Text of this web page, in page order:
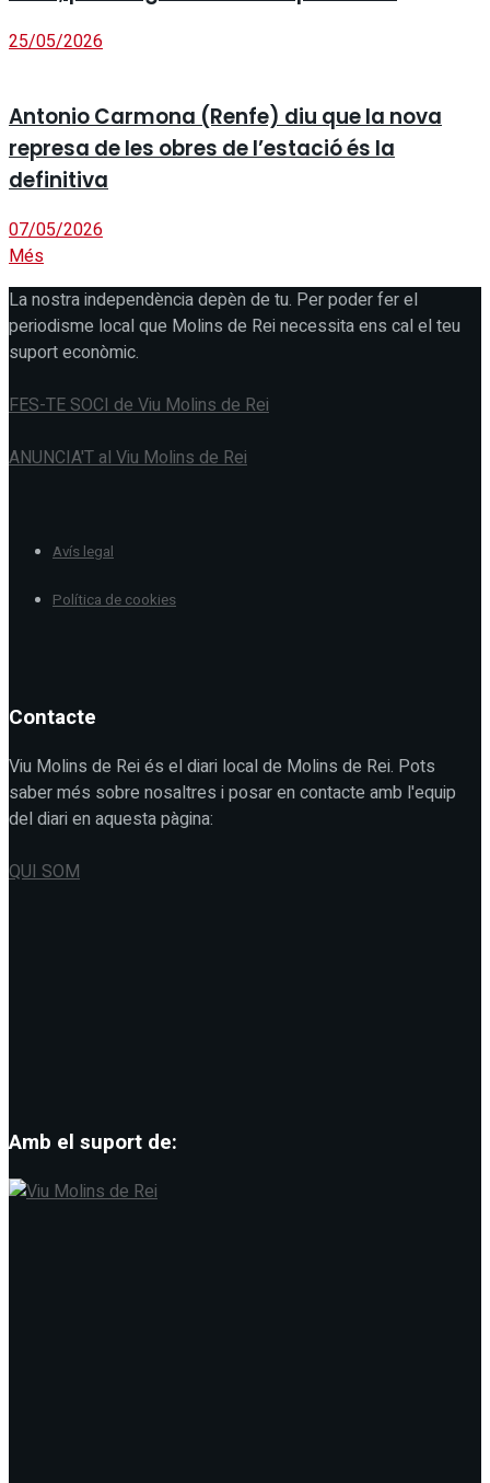
25/05/2026
Antonio Carmona (Renfe) diu que la nova
represa de les obres de l’estació és la
definitiva
07/05/2026
Més
La nostra independència depèn de tu. Per poder fer el
periodisme local que Molins de Rei necessita ens cal el teu
suport econòmic.
FES-TE SOCI de Viu Molins de Rei
ANUNCIA'T al Viu Molins de Rei
Avís legal
Política de cookies
Contacte
Viu Molins de Rei és el diari local de Molins de Rei. Pots
saber més sobre nosaltres i posar en contacte amb l'equip
del diari en aquesta pàgina:
QUI SOM
Amb el suport de: